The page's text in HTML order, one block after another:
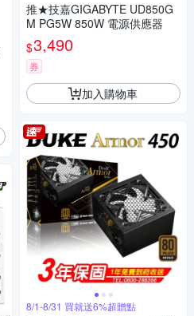
推★技嘉GIGABYTE UD850G
M PG5W 850W 電源供應器
$3,490
券
加入購物車
8/1-8/31 買就送6%超贈點